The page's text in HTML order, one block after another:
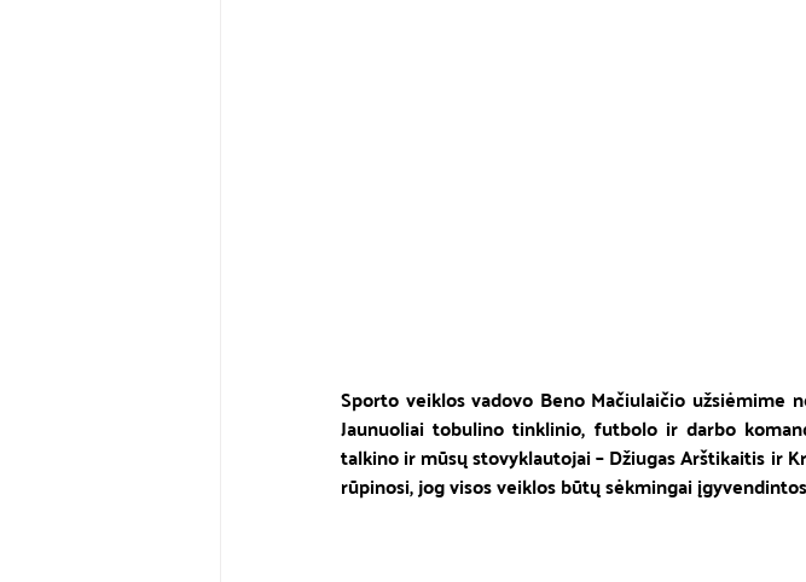
Sporto veiklos vadovo Beno Mačiulaičio
Jaunuoliai tobulino tinklinio, futbolo ir darbo
talkino ir mūsų stovyklautojai – Džiugas Arštikaitis ir
rūpinosi, jog visos veiklos būtų sėkmingai